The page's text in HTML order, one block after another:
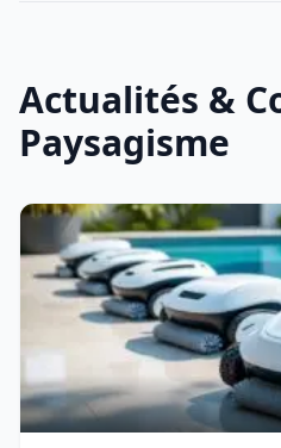
Actualités &
Paysagisme